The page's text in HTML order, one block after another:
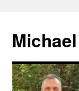
springen